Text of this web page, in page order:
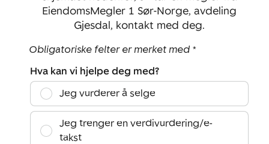
EiendomsMegler 1 Sør-Norge, avdeling
Gjesdal, kontakt med deg.
Obligatoriske felter er merket med *
Hva kan vi hjelpe deg med?
Jeg vurderer å selge
Jeg trenger en verdivurdering/e-
takst